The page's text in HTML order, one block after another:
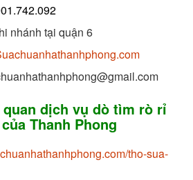
nhánh tại quận 6
dịch vụ dò tìm rò rỉ
Thanh Phong
tho-sua-